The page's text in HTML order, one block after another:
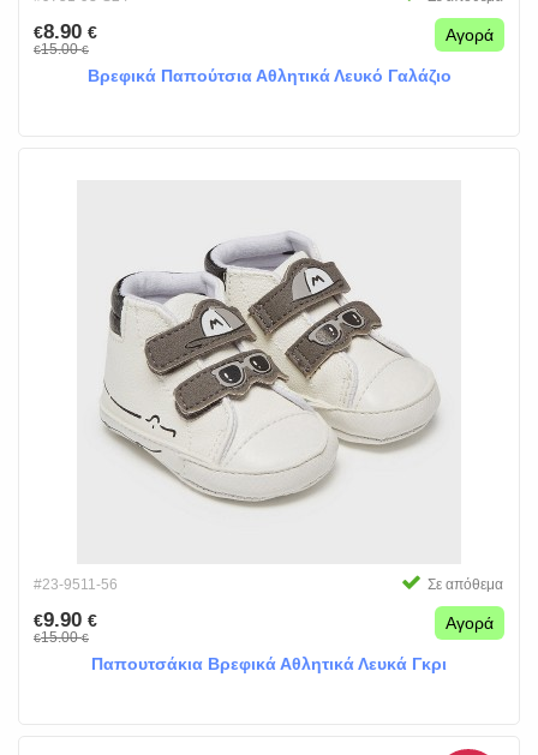
€8.90 €
€15.00€
Αγορά
Βρεφικά Παπούτσια Αθλητικά Λευκό Γαλάζιο
#23-9511-56 Σε απόθεμα
€9.90 €
€15.00€
Αγορά
Παπουτσάκια Βρεφικά Αθλητικά Λευκά Γκρι